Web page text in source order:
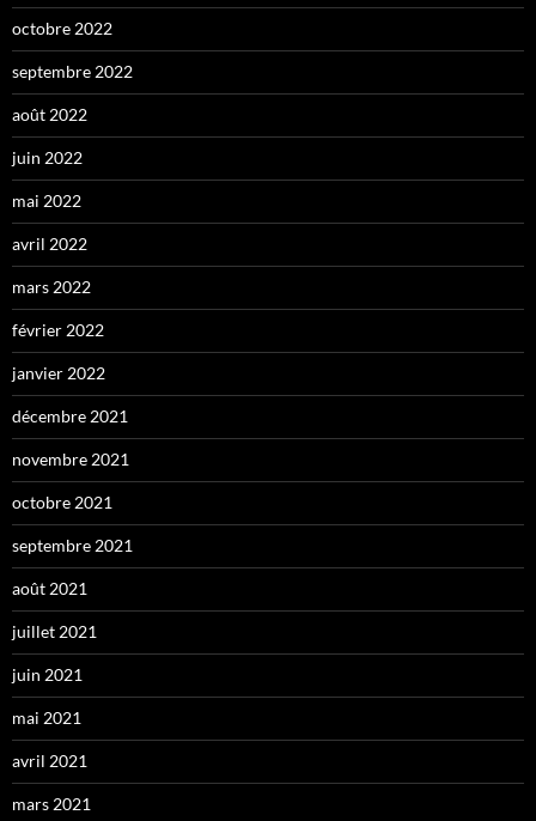
octobre 2022
septembre 2022
août 2022
juin 2022
mai 2022
avril 2022
mars 2022
février 2022
janvier 2022
décembre 2021
novembre 2021
octobre 2021
septembre 2021
août 2021
juillet 2021
juin 2021
mai 2021
avril 2021
mars 2021